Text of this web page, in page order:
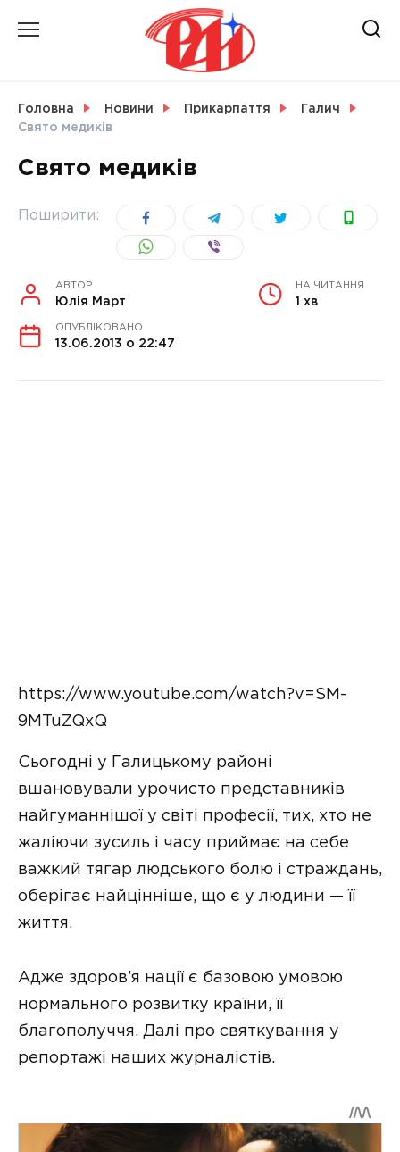
УКРАЇНА
Головна Новини Прикарпаття
Галич
Свято медиків
Свято медиків
Поширити:
АВТОР
Юлія Март
НА ЧИТАННЯ
1 хв
ОПУБЛІКОВАНО
13.06.2013 о 22:47
https://www.youtube.com/watch?v=SM-
9MTuZQxQ
Сьогодні у Галицькому районі
вшановували урочисто представників
найгуманнішої у світі професії, тих, хто не
жаліючи зусиль і часу приймає на себе
важкий тягар людського болю і страждань,
оберігає найцінніше, що є у людини — її
життя.
Адже здоров’я нації є базовою умовою
нормального розвитку країни, її
благополуччя. Далі про святкування у
репортажі наших журналістів.